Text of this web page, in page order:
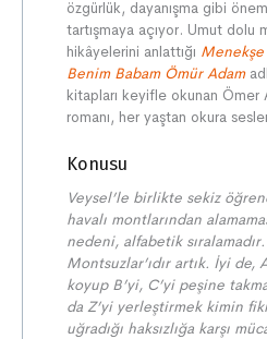
özgürlük, dayanışma gibi
tartışmaya açıyor. Umut dolu
hikâyelerini anlattığı
Benim Babam Ömür Adam
kitapları keyifle okunan Ömer
romanı, her yaştan okura
Konusu
Veysel’le birlikte sekiz
havalı montlarından
nedeni, alfabetik
Montsuzlar’ıdır artık. İyi de,
koyup B’yi, C’yi peşine
da Z’yi yerleştirmek kimin
uğradığı haksızlığa karşı